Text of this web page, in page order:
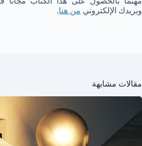
وبريدك الإلكتروني من هنا.
مقالات مشابهة